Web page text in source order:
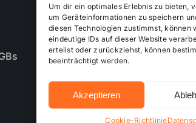
Um dir ein optimales Erlebnis zu bieten,
um Geräteinformationen zu speichern
diesen Technologien zustimmst,
eindeutige IDs auf dieser Website
erteilst oder zurückziehst, können
beeinträchtigt werden.
Akzeptieren
Cookie-Richtlinie
Cookie-Richtlinie (EU)